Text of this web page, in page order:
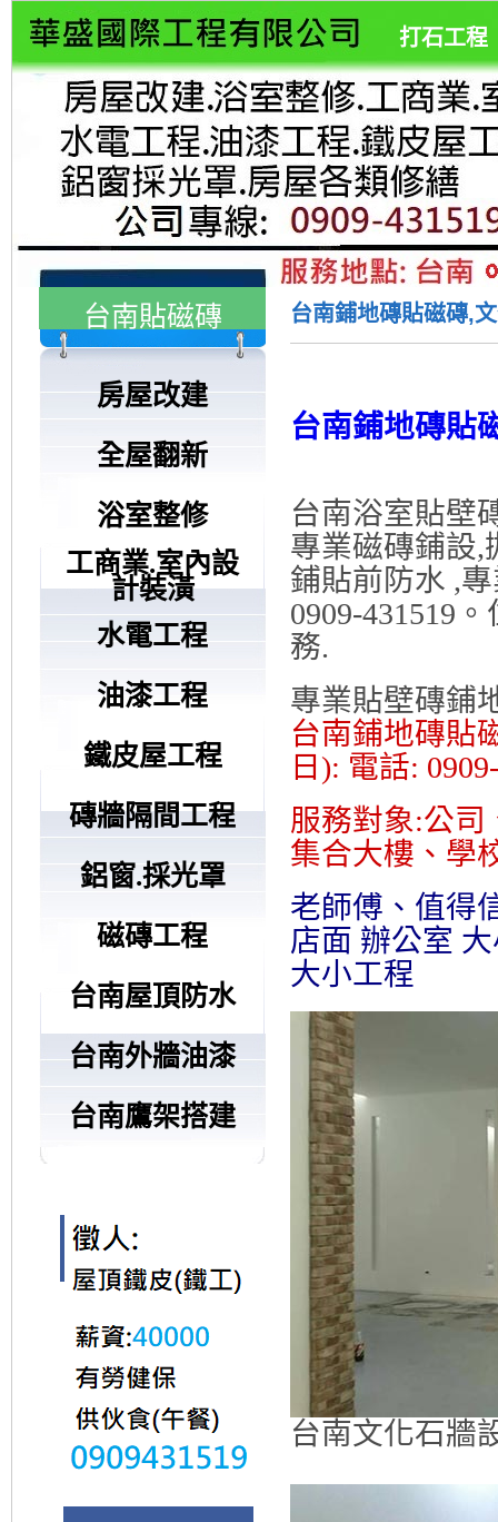
打石工程
台南貼磁磚
房屋改建
全屋翻新
浴室整修
工商業.室內設
計裝潢
水電工程
油漆工程
鐵皮屋工程
磚牆隔間工程
鋁窗.採光罩
磁磚工程
台南屋頂防水
台南外牆油漆
台南鷹架搭建
台南鋪地磚貼磁磚,
台南鋪地磚貼
台南浴室貼壁
專業磁磚鋪設,
鋪貼前防水 ,
0909-431519
務.
專業貼壁磚鋪
台南鋪地磚貼
日): 電話:
服務對象:公司
集合大樓、學
老師傅、值得
店面 辦公室
大小工程
台南文化石牆